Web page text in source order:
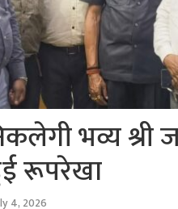
भव्य श्री
रूपरेखा
4, 2026